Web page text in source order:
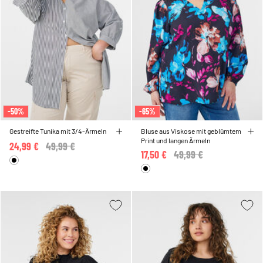
-50%
Gestreifte Tunika mit 3/4-Ärmeln
Price reduced from
49,99 €
24,99 €
-65%
Bluse aus Viskose mit geblümtem
Print und langen Ärmeln
Price reduced from
49,99 €
17,50 €